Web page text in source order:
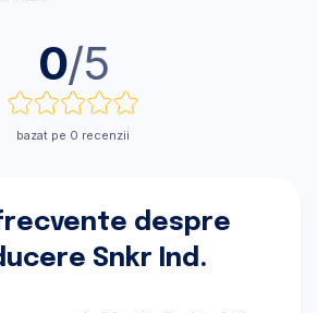
0/5
bazat pe 0 recenzii
despre
Snkr Ind.